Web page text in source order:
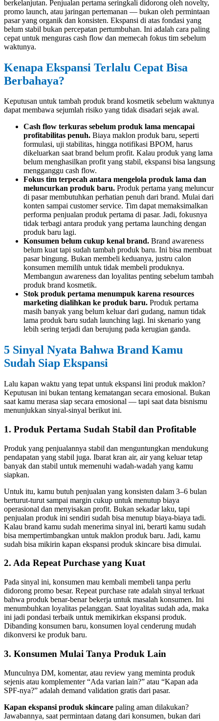
berkelanjutan. Penjualan pertama seringkali didorong oleh novelty,
promo launch, atau jaringan pertemanan — bukan oleh permintaan
pasar yang organik dan konsisten. Ekspansi di atas fondasi yang
belum stabil bukan percepatan pertumbuhan. Ini adalah cara paling
cepat untuk menguras cash flow dan memecah fokus tim sebelum
waktunya.
Kenapa Ekspansi Terlalu Cepat Bisa
Berbahaya?
Keputusan untuk tambah produk brand kosmetik sebelum waktunya
dapat membawa sejumlah risiko yang tidak disadari sejak awal.
Cash flow terkuras sebelum produk lama mencapai
profitabilitas penuh. Biaya maklon produk baru, seperti
formulasi, uji stabilitas, hingga notifikasi BPOM, harus
dikeluarkan saat brand belum profit. Kalau produk yang lama
belum menghasilkan profit yang stabil, ekspansi bisa langsung
mengganggu cash flow.
Fokus tim terpecah antara mengelola produk lama dan
meluncurkan produk baru. Produk pertama yang meluncur
di pasar membutuhkan perhatian penuh dari brand. Mulai dari
konten sampai customer service. Tim dapat memaksimalkan
performa penjualan produk pertama di pasar. Jadi, fokusnya
tidak terbagi antara produk yang pertama launching dengan
produk baru lagi.
Konsumen belum cukup kenal brand. Brand awareness
belum kuat tapi sudah tambah produk baru. Ini bisa membuat
pasar bingung. Bukan membeli keduanya, justru calon
konsumen memilih untuk tidak membeli produknya.
Membangun awareness dan loyalitas penting sebelum tambah
produk brand kosmetik.
Stok produk pertama menumpuk karena resources
marketing dialihkan ke produk baru. Produk pertama
masih banyak yang belum keluar dari gudang, namun tidak
lama produk baru sudah launching lagi. Ini skenario yang
lebih sering terjadi dan berujung pada kerugian ganda.
5 Sinyal Nyata Bahwa Brand Kamu
Sudah Siap Ekspansi
Lalu kapan waktu yang tepat untuk ekspansi lini produk maklon?
Keputusan ini bukan tentang kematangan secara emosional. Bukan
saat kamu merasa siap secara emosional — tapi saat data bisnismu
menunjukkan sinyal-sinyal berikut ini.
1. Produk Pertama Sudah Stabil dan Profitable
Produk yang penjualannya stabil dan menguntungkan mendukung
pendapatan yang stabil juga. Ibarat kran air, air yang keluar tetap
banyak dan stabil untuk memenuhi wadah-wadah yang kamu
siapkan.
Untuk itu, kamu butuh penjualan yang konsisten dalam 3–6 bulan
berturut-turut sampai margin cukup untuk menutup biaya
operasional dan menyisakan profit. Bukan sekadar laku, tapi
penjualan produk ini sendiri sudah bisa menutup biaya-biaya tadi.
Kalau brand kamu sudah menerima sinyal ini, berarti kamu sudah
bisa mempertimbangkan untuk maklon produk baru. Jadi, kamu
sudah bisa mikirin kapan ekspansi produk skincare bisa dimulai.
2. Ada Repeat Purchase yang Kuat
Pada sinyal ini, konsumen mau kembali membeli tanpa perlu
didorong promo besar. Repeat purchase rate adalah sinyal terkuat
bahwa produk benar-benar bekerja untuk masalah konsumen. Ini
menumbuhkan loyalitas pelanggan. Saat loyalitas sudah ada, maka
ini jadi pondasi terbaik untuk memikirkan ekspansi produk.
Dibanding konsumen baru, konsumen loyal cenderung mudah
dikonversi ke produk baru.
3. Konsumen Mulai Tanya Produk Lain
Munculnya DM, komentar, atau review yang meminta produk
sejenis atau komplementer “Ada varian lain?” atau “Kapan ada
SPF-nya?” adalah demand validation gratis dari pasar.
Kapan ekspansi produk skincare paling aman dilakukan?
Jawabannya, saat permintaan datang dari konsumen, bukan dari